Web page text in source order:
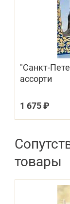
"Санкт-
ассорти
1 675 ₽
товары